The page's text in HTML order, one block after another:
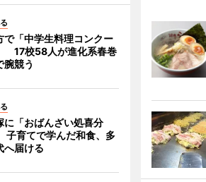
で「中学生料理コンクー
17校58人が進化系春巻
腕競う
に「おばんざい処喜分
子育てで学んだ和食、多
へ届ける